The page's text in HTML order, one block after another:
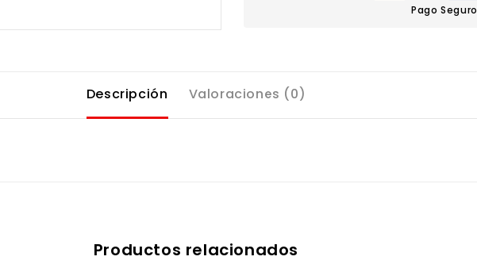
Pago Seguro
Descripción Valoraciones (0)
Productos relacionados